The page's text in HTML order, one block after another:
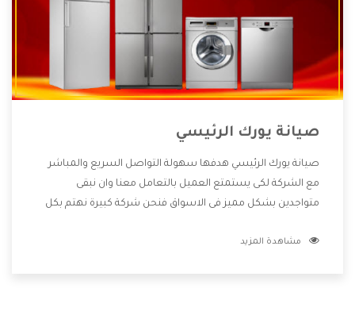
صيانة يورك الرئيسي
صيانة يورك الرئيسي هدفها سهولة التواصل السريع والمباشر
مع الشركة لكى يستمتع العميل بالتعامل معنا وان نبقى
متواجدين بشكل مميز فى الاسواق فنحن شركة كبيرة نهتم بكل
الشركة بها والتى تكون منها خدمة الصيانة التى تكون من أهم
مشاهدة المزيد